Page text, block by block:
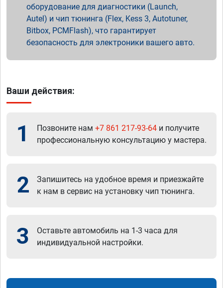
оборудование для диагностики (Launch,
Autel) и чип тюнинга (Flex, Kess 3, Autotuner,
Bitbox, PCMFlash), что гарантирует
безопасность для электроники вашего авто.
Ваши действия:
1 Позвоните нам +7 861 217-93-64 и получите
профессиональную консультацию у мастера.
2
Запишитесь на удобное время и приезжайте
к нам в сервис на установку чип тюнинга.
3
Оставьте автомобиль на 1-3 часа для
индивидуальной настройки.